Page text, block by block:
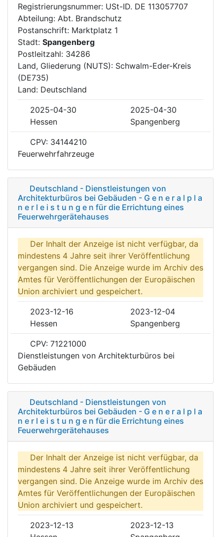
Registrierungsnummer: USt-ID. DE 113057707
Abteilung: Abt. Brandschutz
Postanschrift: Marktplatz 1
Stadt: Spangenberg
Postleitzahl: 34286
Land, Gliederung (NUTS): Schwalm-Eder-Kreis
(DE735)
Land: Deutschland
2025-04-30
2025-04-30
Hessen
Spangenberg
CPV: 34144210
Feuerwehrfahrzeuge
Deutschland - Dienstleistungen von
Architekturbüros bei Gebäuden - G e n e r a l p l a
n e r l e i s t u n g e n für die Errichtung eines
Feuerwehrgerätehauses
Der Inhalt der Anzeige ist nicht verfügbar, da
mindestens 4 Jahre seit ihrer Veröffentlichung
vergangen sind. Die Anzeige wurde im Archiv des
Amtes für Veröffentlichungen der Europäischen
Union archiviert und gespeichert.
2023-12-16
2023-12-04
Hessen
Spangenberg
CPV: 71221000
Dienstleistungen von Architekturbüros bei
Gebäuden
Deutschland - Dienstleistungen von
Architekturbüros bei Gebäuden - G e n e r a l p l a
n e r l e i s t u n g e n für die Errichtung eines
Feuerwehrgerätehauses
Der Inhalt der Anzeige ist nicht verfügbar, da
mindestens 4 Jahre seit ihrer Veröffentlichung
vergangen sind. Die Anzeige wurde im Archiv des
Amtes für Veröffentlichungen der Europäischen
Union archiviert und gespeichert.
2023-12-13
2023-12-13